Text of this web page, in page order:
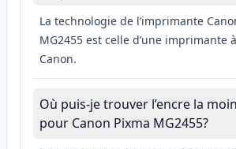
La technologie de l’imprimante
MG2455 est celle d’une imprimante
Canon.
Où puis-je trouver l’encre la
pour Canon Pixma MG2455?